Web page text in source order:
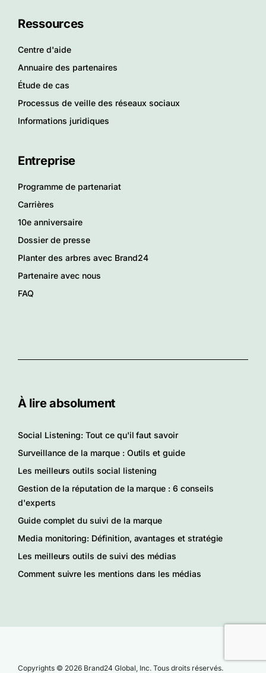
Ressources
Centre d'aide
Annuaire des partenaires
Étude de cas
Processus de veille des réseaux sociaux
Informations juridiques
Entreprise
Programme de partenariat
Carrières
10e anniversaire
Dossier de presse
Planter des arbres avec Brand24
Partenaire avec nous
FAQ
À lire absolument
Social Listening: Tout ce qu'il faut savoir
Surveillance de la marque : Outils et guide
Les meilleurs outils social listening
Gestion de la réputation de la marque : 6 conseils
d'experts
Guide complet du suivi de la marque
Media monitoring: Définition, avantages et stratégie
Les meilleurs outils de suivi des médias
Comment suivre les mentions dans les médias
Copyrights © 2026 Brand24 Global, Inc. Tous droits réservés.